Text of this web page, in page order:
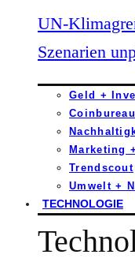
UN-
Szenarien
Geld +
Marketing
Trendscout
Umwelt +
TECHNOLOGIE